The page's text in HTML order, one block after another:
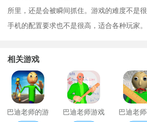
所里，还是会被瞬间抓住。游戏的难度不是
手机的配置要求也不是很高，适合各种玩家。
相关游戏
巴迪老师的游 巴迪老师游戏 巴迪老